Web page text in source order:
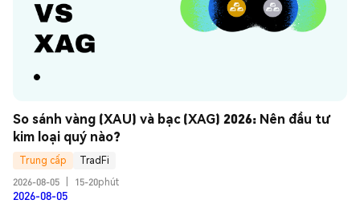
So sánh vàng (XAU) và bạc (XAG) 2026: Nên đầu tư
kim loại quý nào?
Trung cấp
TradFi
2026-08-05
15-20phút
2026-08-05